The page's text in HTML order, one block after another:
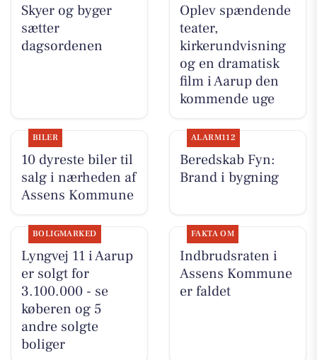
Skyer og byger
sætter
dagsordenen
Oplev spændende
teater,
kirkerundvisning
og en dramatisk
film i Aarup den
kommende uge
BILER
10 dyreste biler til
salg i nærheden af
Assens Kommune
ALARM112
Beredskab Fyn:
Brand i bygning
BOLIGMARKED
Lyngvej 11 i Aarup
er solgt for
3.100.000 - se
køberen og 5
andre solgte
boliger
FAKTA OM
Indbrudsraten i
Assens Kommune
er faldet